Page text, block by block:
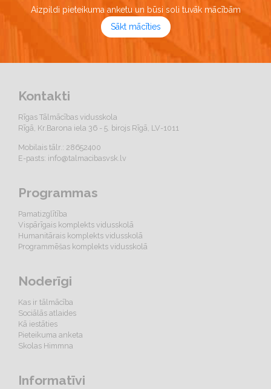
Aizpildi pieteikuma anketu un būsi soli tuvāk mācībām
Sākt mācīties
Kontakti
Rīgas Tālmācības vidusskola
Rīgā, Kr.Barona iela 36 - 5. birojs Rīgā, LV-1011
Mobilais tālr.: 28652400
E-pasts: info@talmacibasvsk.lv
Programmas
Pamatizglītība
Vispārīgais komplekts vidusskolā
Humanitārais komplekts vidusskolā
Programmēšas komplekts vidusskolā
Noderīgi
Kas ir tālmācība
Sociālās atlaides
Kā iestāties
Pieteikuma anketa
Skolas Himmna
Informatīvi